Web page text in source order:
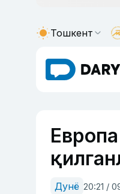
Тошкент
Дунё 20:21 /